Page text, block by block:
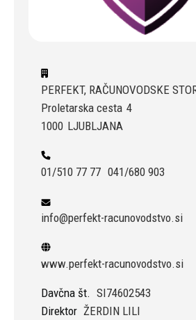
PERFEKT, RAČUNOVODSKE
Proletarska cesta 4
1000 LJUBLJANA
01/510 77 77 041/680 903
info@perfekt-racunovodstvo.si
www.perfekt-racunovodstvo.si
Davčna št. SI74602543
Direktor ŽERDIN LILI